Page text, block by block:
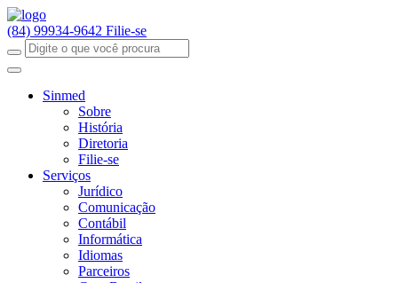
(84) 99934-9642 Filie-se
Sinmed
Sobre
História
Diretoria
Filie-se
Serviços
Jurídico
Comunicação
Contábil
Informática
Idiomas
Parceiros